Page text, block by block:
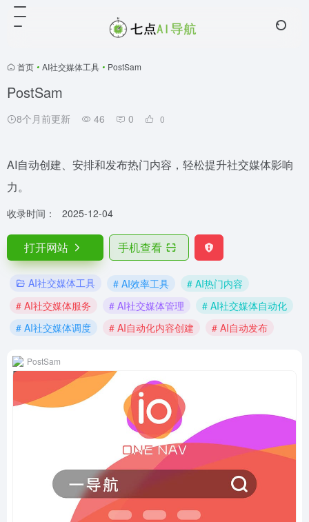
首页 • AI社交媒体工具 • PostSam
PostSam
8个月前更新 46 0 0
AI自动创建、安排和发布热门内容，轻松提升社交媒体影响
力。
收录时间： 2025-12-04
打开网站 手机查看
AI社交媒体工具 # AI效率工具
# AI热门内容
# AI社交媒体服务
# AI社交媒体管理
# AI社交媒体自动化
# AI社交媒体调度
# AI自动化内容创建 # AI自动发布
PostSam